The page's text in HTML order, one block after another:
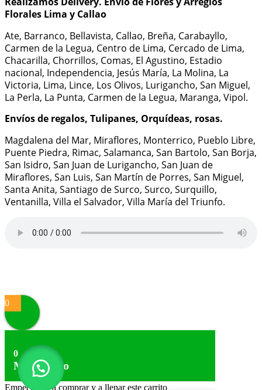
Florales Lima y Callao
Ate, Barranco, Bellavista, Callao, Breña, Carabayllo,
Carmen de la Legua, Centro de Lima, Cercado de Lima,
Chacarilla, Chorrillos, Comas, El Agustino, Estadio
nacional, Independencia, Jesús María, La Molina, La
Victoria, Lima, Lince, Los Olivos, Lurigancho, San Miguel,
La Perla, La Punta, Carmen de la Legua, Maranga, Vipol.
Envíos de regalos, Tulipanes, Orquídeas, rosas.
Magdalena del Mar, Miraflores, Monterrico, Pueblo Libre,
Puente Piedra, Rimac, Salamanca, San Bartolo, San Borja,
San Isidro, San Juan de Lurigancho, San Juan de
Miraflores, San Luis, San Martín de Porres, San Miguel,
Santa Anita, Santiago de Surco, Surco, Surquillo,
Ventanilla, Villa el Salvador, Villa María del Triunfo.
0
0
Mi Carrito
Empecemos a comprar y a llenar este carrito